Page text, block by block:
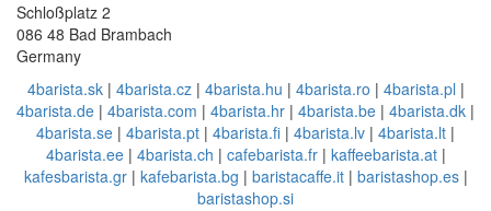
Schloßplatz 2
086 48 Bad Brambach
Germany
4barista.sk| 4barista.cz| 4barista.hu | 4barista.ro | 4barista.pl |
4barista.de | 4barista.com | 4barista.hr | 4barista.be | 4barista.dk |
4barista.se | 4barista.pt | 4barista.fi | 4barista.lv | 4barista.lt |
4barista.ee| 4barista.ch | cafebarista.fr| kaffeebarista.at|
kafesbarista.gr| kafebarista.bg | baristacaffe.it| baristashop.es|
baristashop.si